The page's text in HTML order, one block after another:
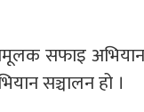
सफाइ अभियान
सञ्चालन हो ।